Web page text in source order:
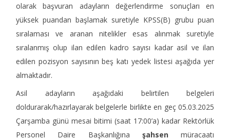
olarak başvuran adayların değerlendirme sonuçları en
yüksek puandan başlamak suretiyle KPSS(B) grubu puan
sıralaması ve aranan nitelikler esas alınmak suretiyle
sıralanmış olup ilan edilen kadro sayısı kadar asil ve ilan
edilen pozisyon sayısının beş katı yedek listesi aşağıda yer
almaktadır.
Asil adayların aşağıdaki belirtilen belgeleri
doldurarak/hazırlayarak belgelerle birlikte en geç 05.03.2025
Çarşamba günü mesai bitimi (saat 17:00’a) kadar Rektörlük
Personel Daire Başkanlığına şahsenmüracaatı